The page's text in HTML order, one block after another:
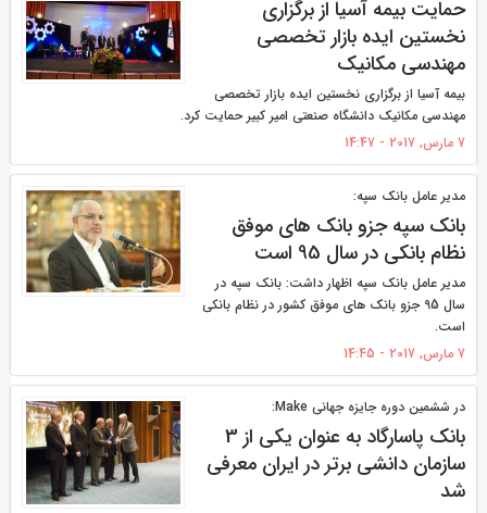
حمایت بیمه آسیا از برگزاری
نخستین ایده بازار تخصصی
مهندسی مکانیک
بیمه آسیا از برگزاری نخستین ایده بازار تخصصی
مهندسی مکانیک دانشگاه صنعتی امیر کبیر حمایت کرد.
7 مارس, 2017 - 14:47
مدیر عامل بانک سپه:
بانک سپه جزو بانک های موفق
نظام بانکی در سال 95 است
مدیر عامل بانک سپه اظهار داشت: بانک سپه در
سال 95 جزو بانک های موفق کشور در نظام بانکی
است.
7 مارس, 2017 - 14:45
در ششمین دوره جایزه جهانی Make:
بانک پاسارگاد به عنوان یکی از 3
سازمان دانشی برتر در ایران معرفی
شد